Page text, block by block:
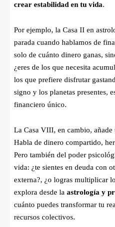
crear estabilidad en tu vida.
Por ejemplo, la Casa II en
parada cuando hablamos de
solo de cuánto dinero ganas,
¿eres de los que necesita
los que prefiere disfrutar
signo y los planetas presentes,
financiero único.
La Casa VIII, en cambio, añade
Habla de dinero compartido,
Pero también del poder
vida: ¿te sientes en deuda con
externa?, ¿o logras multiplicar
explora desde la astrología y
cuánto puedes transformar tu
recursos colectivos.